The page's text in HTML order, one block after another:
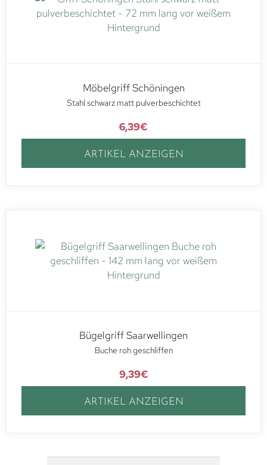
Möbelgriff Schöningen
Stahl schwarz matt pulverbeschichtet
6,39€
ARTIKEL ANZEIGEN
Bügelgriff Saarwellingen
Buche roh geschliffen
9,39€
ARTIKEL ANZEIGEN